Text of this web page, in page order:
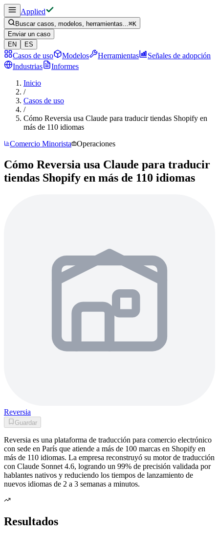
Applied
Buscar casos, modelos, herramientas...⌘K
Enviar un caso
EN
ES
Casos de uso Modelos Herramientas
Señales de adopción
Industrias
Informes
Inicio
/
Casos de uso
/
Cómo Reversia usa Claude para traducir tiendas Shopify en
más de 110 idiomas
Comercio Minorista
Operaciones
Cómo Reversia usa Claude para traducir
tiendas Shopify en más de 110 idiomas
Reversia
Guardar
Reversia es una plataforma de traducción para comercio electrónico
con sede en París que atiende a más de 100 marcas en Shopify en
más de 110 idiomas. La empresa reconstruyó su motor de traducción
con Claude Sonnet 4.6, logrando un 99% de precisión validada por
hablantes nativos y reduciendo los tiempos de lanzamiento de
nuevos idiomas de 2 a 3 semanas a minutos.
Resultados